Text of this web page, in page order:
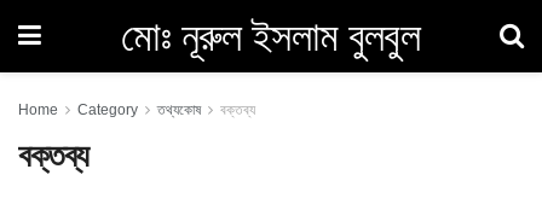
মোঃ নূরুল ইসলাম বুলবুল
Home Category তথ্যকোষ বক্তব্য
বক্তব্য